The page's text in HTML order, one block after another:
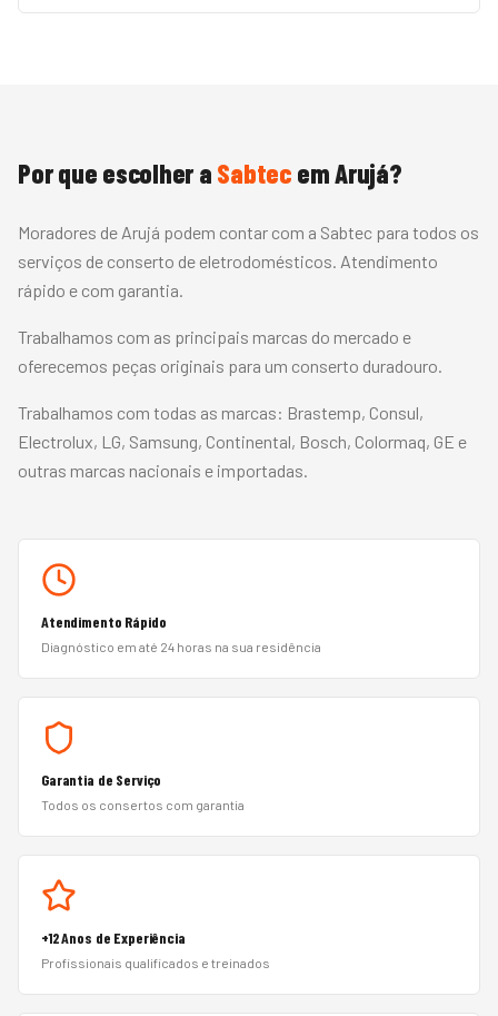
Por que escolher a Sabtec emArujá?
Moradores de Arujá podem contar com a Sabtec para todos os
serviços de conserto de eletrodomésticos. Atendimento
rápido e com garantia.
Trabalhamos com as principais marcas do mercado e
oferecemos peças originais para um conserto duradouro.
Trabalhamos com todas as marcas: Brastemp, Consul,
Electrolux, LG, Samsung, Continental, Bosch, Colormaq, GE e
outras marcas nacionais e importadas.
Atendimento Rápido
Diagnóstico em até 24 horas na sua residência
Garantia de Serviço
Todos os consertos com garantia
+12 Anos de Experiência
Profissionais qualificados e treinados